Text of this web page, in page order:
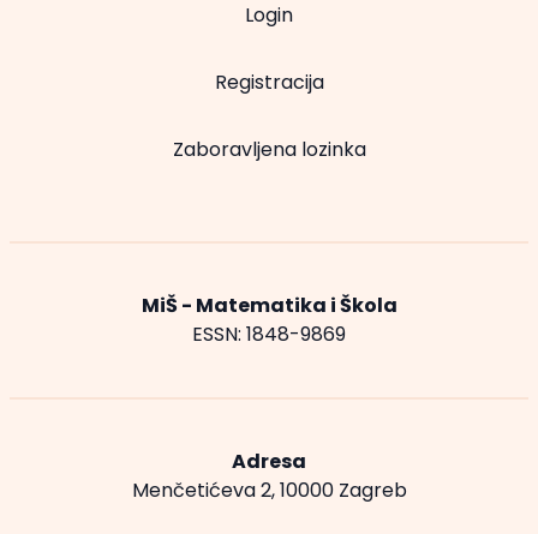
Login
Registracija
Zaboravljena lozinka
MiŠ - Matematika i Škola
ESSN: 1848-9869
Adresa
Menčetićeva 2, 10000 Zagreb